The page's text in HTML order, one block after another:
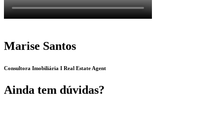
Marise Santos
Consultora Imobiliária I Real Estate Agent
Ainda tem dúvidas?